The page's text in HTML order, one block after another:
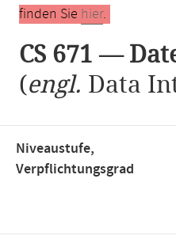
finden Sie hier.
CS 671 —
(engl. Data
Niveaustufe,
Verpflichtungsgrad